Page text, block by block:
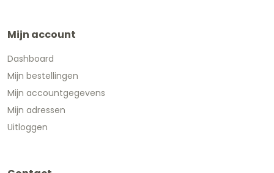
Mijn account
Dashboard
Mijn bestellingen
Mijn accountgegevens
Mijn adressen
Uitloggen